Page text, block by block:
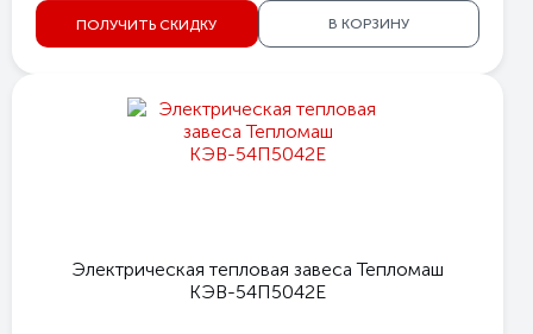
ПОЛУЧИТЬ СКИДКУ В КОРЗИНУ
Электрическая тепловая завеса Тепломаш
КЭВ-54П5042Е